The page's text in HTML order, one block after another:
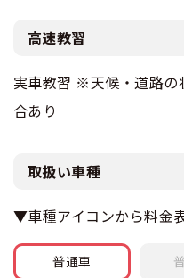
高速教習
実車教習 ※天候・道路の
合あり
取扱い車種
▼車種アイコンから料金
普通車